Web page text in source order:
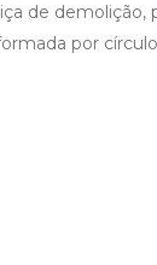
de demolição,
por